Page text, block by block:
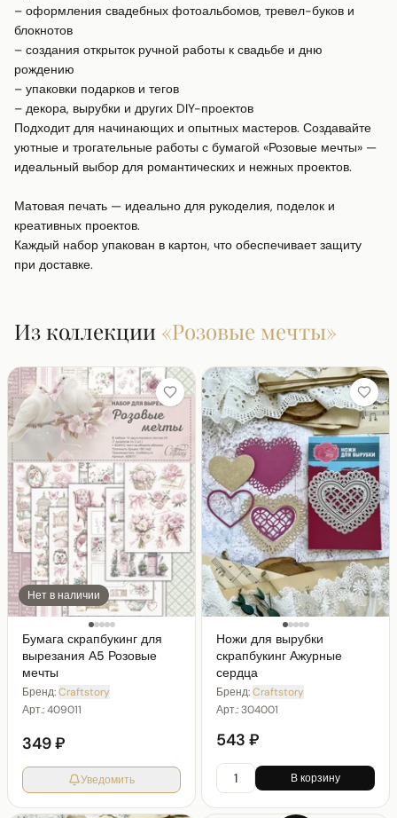
– оформления свадебных фотоальбомов, тревел-буков и
блокнотов
– создания открыток ручной работы к свадьбе и дню
рождению
– упаковки подарков и тегов
– декора, вырубки и других DIY-проектов
Подходит для начинающих и опытных мастеров. Создавайте
уютные и трогательные работы с бумагой «Розовые мечты» —
идеальный выбор для романтических и нежных проектов.
Матовая печать — идеально для рукоделия, поделок и
креативных проектов.
Каждый набор упакован в картон, что обеспечивает защиту
при доставке.
Из коллекции «Розовые мечты»
Нет в наличии
Бумага скрапбукинг для
вырезания А5 Розовые
мечты
Бренд:Craftstory
Арт.:409011
349 ₽
Уведомить
Ножи для вырубки
скрапбукинг Ажурные
сердца
Бренд:Craftstory
Арт.:304001
543 ₽
В корзину